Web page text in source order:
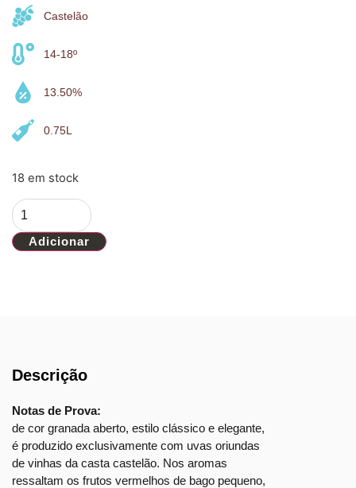
Castelão
14-18º
13.50%
0.75L
18 em stock
Adicionar
Descrição
Notas de Prova:
de cor granada aberto, estilo clássico e elegante,
é produzido exclusivamente com uvas oriundas
de vinhas da casta castelão. Nos aromas
ressaltam os frutos vermelhos de bago pequeno,